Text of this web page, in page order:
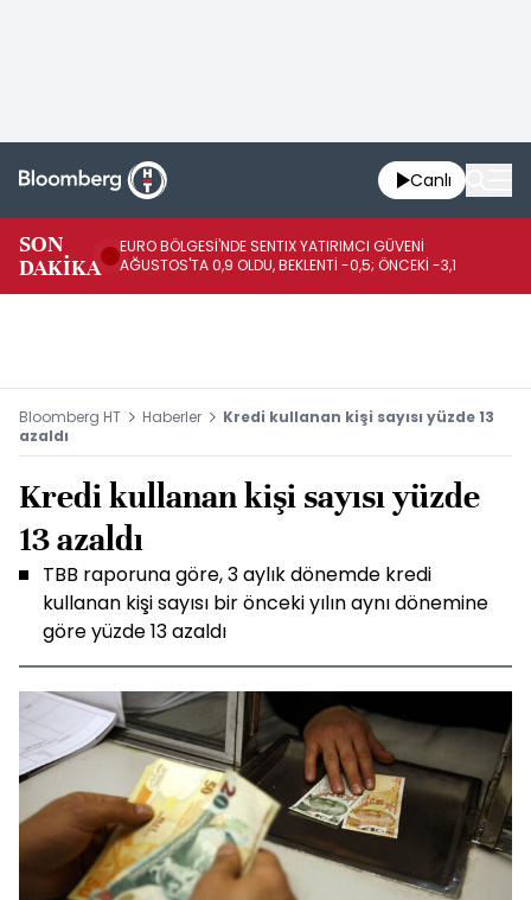
Canlı
SON
DAKİKA
EURO BÖLGESİ'NDE SENTIX YATIRIMCI GÜVENİ
AĞUSTOS'TA 0,9 OLDU, BEKLENTİ -0,5; ÖNCEKİ -3,1
Bloomberg HT Haberler
Kredi kullanan kişi sayısı yüzde 13
azaldı
Kredi kullanan kişi sayısı yüzde
13 azaldı
TBB raporuna göre, 3 aylık dönemde kredi
kullanan kişi sayısı bir önceki yılın aynı dönemine
göre yüzde 13 azaldı